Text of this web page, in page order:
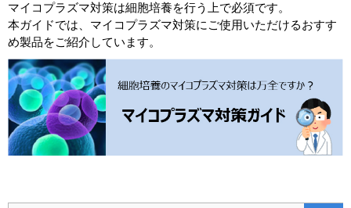
マイコプラズマ対策は細胞培養を行う上で必須です。
本ガイドでは、マイコプラズマ対策にご使用いただけるおすす
め製品をご紹介しています。